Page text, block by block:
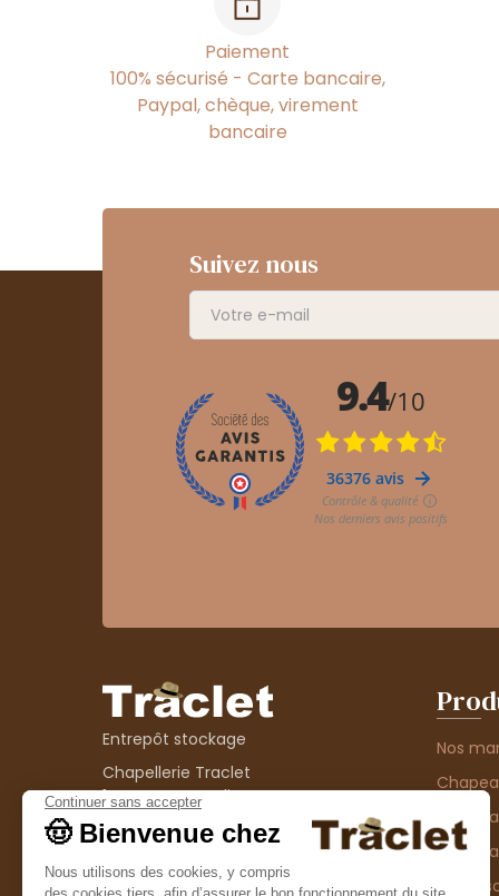
Paiement
100% sécurisé - Carte bancaire,
Paypal, chèque, virement
bancaire
Suivez nous
Entrepôt stockage
Chapellerie Traclet
14 Impasse Bardin
42300 Roanne
contact@chapellerie-traclet.com
Boutique
Nos